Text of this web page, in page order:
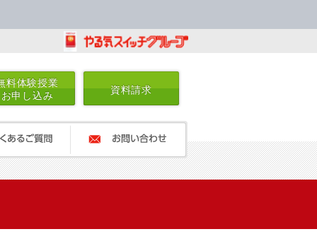
料体験授業
お申し込み
資料請求
ご質問 お問い合わせ